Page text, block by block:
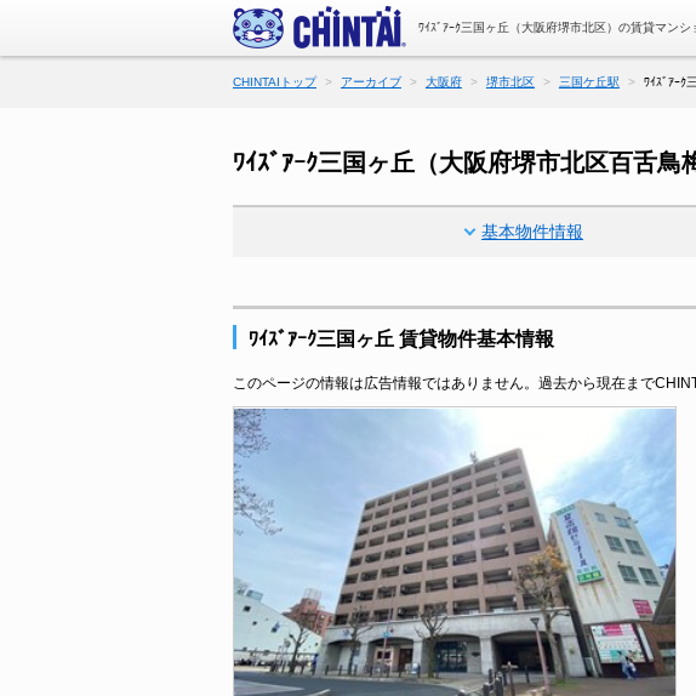
ﾜｲｽﾞｱｰｸ三国ヶ丘（大阪府堺市北区）の賃貸マン
CHINTAIトップ アーカイブ 大阪府 堺市北区 三国ケ丘駅 ﾜｲｽﾞｱｰｸ
ﾜｲｽﾞｱｰｸ三国ヶ丘（大阪府堺市北区百舌鳥
基本物件情報
ﾜｲｽﾞｱｰｸ三国ヶ丘 賃貸物件基本情報
このページの情報は広告情報ではありません。過去から現在まで